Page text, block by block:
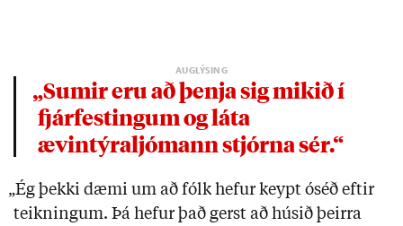
„Sumir eru að þenja sig mikið í
fjárfestingum og láta
ævintýraljómann stjórna sér.“
„Ég þekki dæmi um að fólk hefur keypt óséð eftir
teikningum. Þá hefur það gerst að húsið þeirra